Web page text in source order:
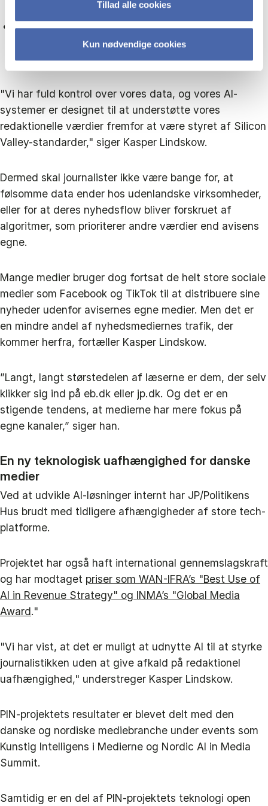
Tillad alle cookies
Kun nødvendige cookies
økonomiske dagsordener.
De undgår at blive styret af algoritmer, der f.eks.
fokuserer på konfliktfyldte historier, udenfor deres
egen kontrol.
"Vi har fuld kontrol over vores data, og vores AI-
systemer er designet til at understøtte vores
redaktionelle værdier fremfor at være styret af Silicon
Valley-standarder," siger Kasper Lindskow.
Dermed skal journalister ikke være bange for, at
følsomme data ender hos udenlandske virksomheder,
eller for at deres nyhedsflow bliver forskruet af
algoritmer, som prioriterer andre værdier end avisens
egne.
Mange medier bruger dog fortsat de helt store sociale
medier som Facebook og TikTok til at distribuere sine
nyheder udenfor avisernes egne medier. Men det er
en mindre andel af nyhedsmediernes trafik, der
kommer herfra, fortæller Kasper Lindskow.
”Langt, langt størstedelen af læserne er dem, der selv
klikker sig ind på eb.dk eller jp.dk. Og det er en
stigende tendens, at medierne har mere fokus på
egne kanaler,” siger han.
En ny teknologisk uafhængighed for danske
medier
Ved at udvikle AI-løsninger internt har JP/Politikens
Hus brudt med tidligere afhængigheder af store tech-
platforme.
Projektet har også haft international gennemslagskraft
og har modtaget priser som WAN-IFRA’s "Best Use of
AI in Revenue Strategy" og INMA’s "Global Media
Award."
"Vi har vist, at det er muligt at udnytte AI til at styrke
journalistikken uden at give afkald på redaktionel
uafhængighed," understreger Kasper Lindskow.
PIN-projektets resultater er blevet delt med den
danske og nordiske mediebranche under events som
Kunstig Intelligens i Medierne og Nordic AI in Media
Summit.
Samtidig er en del af PIN-projektets teknologi open